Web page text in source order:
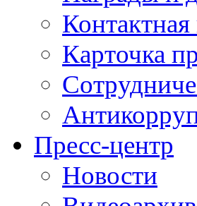
Карточка
Пресс-центр
Новости